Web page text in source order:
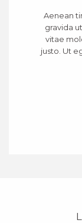
Aenean
gravida
vitae
justo. Ut